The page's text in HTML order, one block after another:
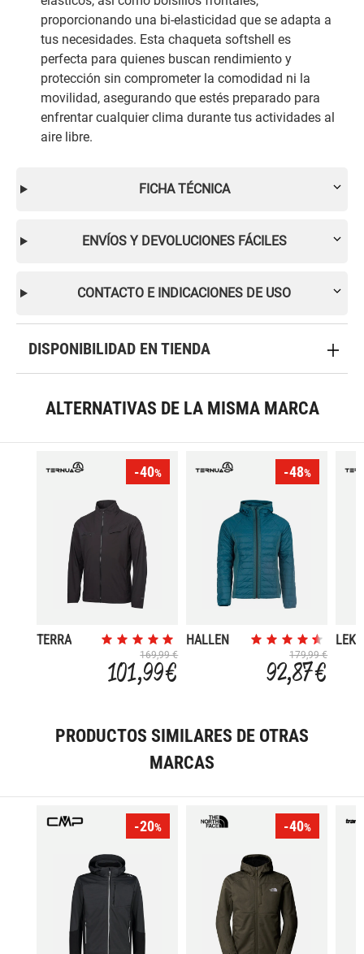
proporcionando una bi-elasticidad que se adapta a
tus necesidades. Esta chaqueta softshell es
perfecta para quienes buscan rendimiento y
protección sin comprometer la comodidad ni la
movilidad, asegurando que estés preparado para
enfrentar cualquier clima durante tus actividades al
aire libre.
FICHA TÉCNICA
ENVÍOS Y DEVOLUCIONES FÁCILES
CONTACTO E INDICACIONES DE USO
DISPONIBILIDAD EN TIENDA
ALTERNATIVAS DE LA MISMA MARCA
-40%
TERRA
169,99 €
101,99 €
-48%
HALLEN
179,99 €
92,87 €
PRODUCTOS SIMILARES DE OTRAS
MARCAS
-20% -40%